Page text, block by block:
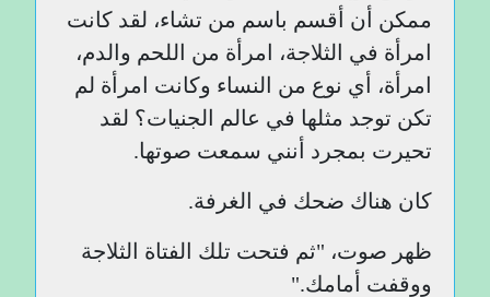
ممكن أن أقسم باسم من تشاء، لقد كانت
امرأة في الثلاجة، امرأة من اللحم والدم،
امرأة، أي نوع من النساء وكانت امرأة لم
تكن توجد مثلها في عالم الجنيات؟ لقد
تحيرت بمجرد أنني سمعت صوتها.
كان هناك ضحك في الغرفة.
ظهر صوت، "ثم فتحت تلك الفتاة الثلاجة
ووقفت أمامك."